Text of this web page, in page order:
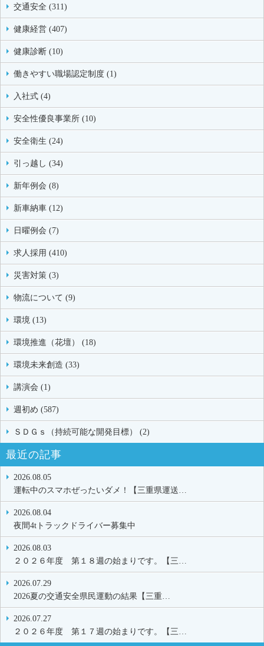
交通安全 (311)
健康経営 (407)
健康診断 (10)
働きやすい職場認定制度 (1)
入社式 (4)
安全性優良事業所 (10)
安全衛生 (24)
引っ越し (34)
新年例会 (8)
新車納車 (12)
日曜例会 (7)
求人採用 (410)
災害対策 (3)
物流について (9)
環境 (13)
環境推進（花壇） (18)
環境未来創造 (33)
講演会 (1)
週初め (587)
ＳＤＧｓ（持続可能な開発目標） (2)
最近の記事
2026.08.05
運転中のスマホぜったいダメ！【三重県運送…
2026.08.04
夜間4tトラックドライバー募集中
2026.08.03
２０２６年度 第１８週の始まりです。【三…
2026.07.29
2026夏の交通安全県民運動の結果【三重…
2026.07.27
２０２６年度 第１７週の始まりです。【三…